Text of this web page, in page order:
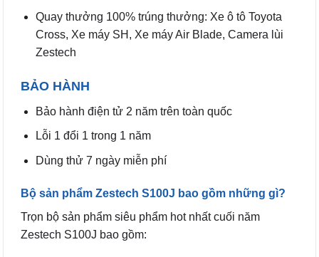
Quay thưởng 100% trúng thưởng: Xe ô tô Toyota
Cross, Xe máy SH, Xe máy Air Blade, Camera lùi
Zestech
BẢO HÀNH
Bảo hành điện tử 2 năm trên toàn quốc
Lỗi 1 đổi 1 trong 1 năm
Dùng thử 7 ngày miễn phí
Bộ sản phẩm Zestech S100J bao gồm những gì?
Trọn bộ sản phẩm siêu phẩm hot nhất cuối năm
Zestech S100J bao gồm: